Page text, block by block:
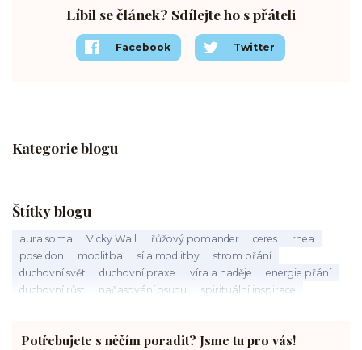
Kategorie blogu
Štítky blogu
aura soma Vicky Wall řůžový pomander ceres
rhea
poseidon
modlitba síla modlitby
strom přání
duchovní svět
duchovní praxe víra a naděje
energie přání
duchovní růst
načasování osudu
spirituální inspirace
Potřebujete s něčím poradit? Jsme tu pro vás!
Líbil se článek? Sdílejte ho s přáteli
Facebook Twitter